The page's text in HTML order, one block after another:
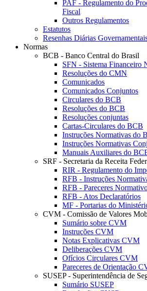
PAF - Regulamento do
Fiscal
Outros Regulamentos
Estatutos
Resenhas Diárias
Normas
BCB - Banco Central do Brasil
SFN - Sistema Financeiro
Resoluções do CMN
Comunicados
Comunicados Conjuntos
Circulares do BCB
Resoluções do BCB
Resoluções conjuntas
Cartas-Circulares do BCB
Instruções Normativas do
Instruções Normativas
Manuais Auxiliares do
SRF - Secretaria da Receita
RIR - Regulamento do
RFB - Instruções
RFB - Pareceres
RFB - Atos Declaratórios
MF - Portarias do
CVM - Comissão de Valores
Sumário sobre CVM
Instruções CVM
Notas Explicativas CVM
Deliberações CVM
Ofícios Circulares CVM
Pareceres de Orientação
SUSEP - Superintendência de
Sumário SUSEP